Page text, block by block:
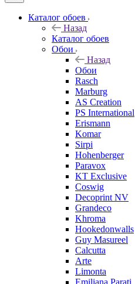
Каталог обоев
Назад
Каталог обоев
Обои
Назад
Обои
Rasch
Marburg
AS Creation
PS International
Erismann
Komar
Sirpi
Hohenberger
Paravox
KT Exclusive
Coswig
Decoprint NV
Grandeco
Khroma
Hookedonwalls
Guy Masureel
Calcutta
Arte
Limonta
Emiliana Parati